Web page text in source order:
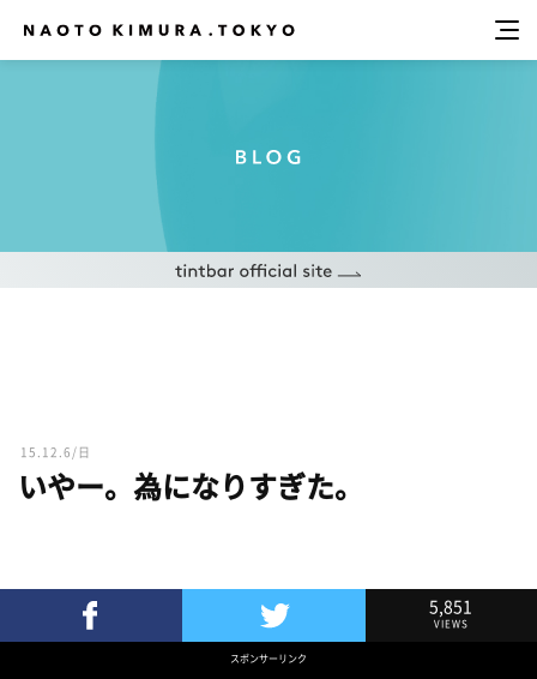
15.12.6/日
いやー。為になりすぎた。
Twitterでツイート
5,851
VIEWS
スポンサーリンク